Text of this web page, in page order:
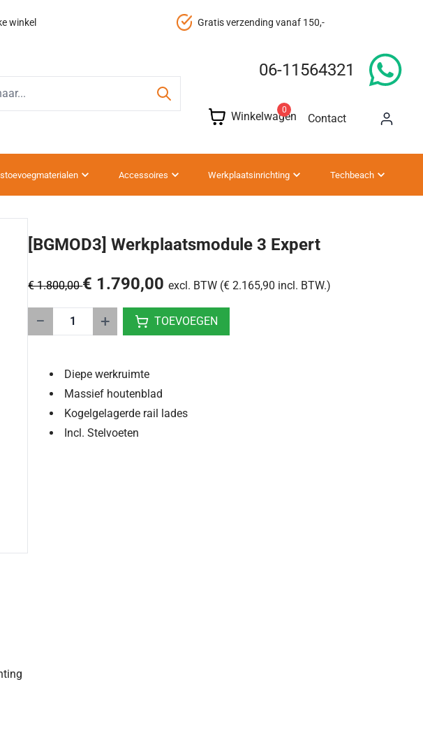
winkel Gratis verzending vanaf 150,-
06-11564321
Winkelwagen
0
Contact
Accessoires Werkplaatsinrichting Techbeach
[BGMOD3] Werkplaatsmodule 3 Expert
€ 1.800,00€ 1.790,00excl. BTW (€ 2.165,90 incl. BTW.)
− + TOEVOEGEN
Diepe werkruimte
Massief houtenblad
Kogelgelagerde rail lades
Incl. Stelvoeten